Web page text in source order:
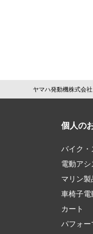
ヤマハ発動機株式会
個人の
バイク・
電動ア
マリン製
車椅子電
カート
パフォー